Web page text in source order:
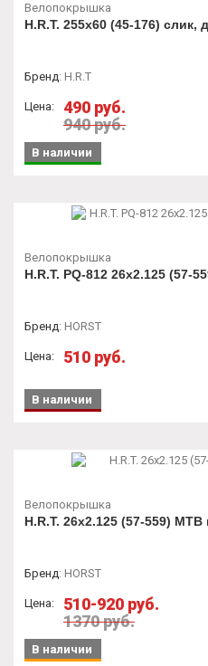
Велопокрышка
H.R.T. 255x60 (45-176) слик,
Бренд: H.R.T
Цена:
490 руб.
940 руб.
В наличии
Велопокрышка
H.R.T. PQ-812 26x2.125 (57-
Бренд: HORST
Цена: 510 руб.
В наличии
Велопокрышка
H.R.T. 26x2.125 (57-559)
Бренд: HORST
Цена:
510-920 руб.
1370 руб.
В наличии